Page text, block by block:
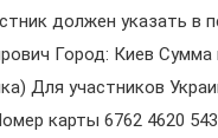
должен указать в
Город: Киев Сумма
Для участников
карты 6762 4620